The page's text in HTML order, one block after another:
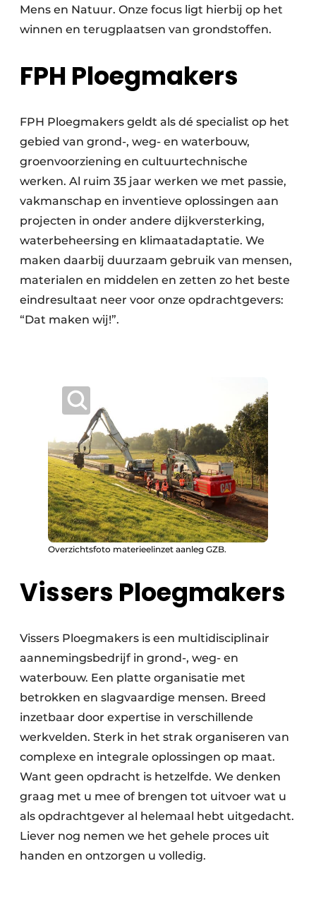
Mens en Natuur. Onze focus ligt hierbij op het
winnen en terugplaatsen van grondstoffen.
FPH Ploegmakers
FPH Ploegmakers geldt als dé specialist op het
gebied van grond-, weg- en waterbouw,
groenvoorziening en cultuurtechnische
werken. Al ruim 35 jaar werken we met passie,
vakmanschap en inventieve oplossingen aan
projecten in onder andere dijkversterking,
waterbeheersing en klimaatadaptatie. We
maken daarbij duurzaam gebruik van mensen,
materialen en middelen en zetten zo het beste
eindresultaat neer voor onze opdrachtgevers:
“Dat maken wij!”.
Overzichtsfoto materieelinzet aanleg GZB.
Vissers Ploegmakers
Vissers Ploegmakers is een multidisciplinair
aannemingsbedrijf in grond-, weg- en
waterbouw. Een platte organisatie met
betrokken en slagvaardige mensen. Breed
inzetbaar door expertise in verschillende
werkvelden. Sterk in het strak organiseren van
complexe en integrale oplossingen op maat.
Want geen opdracht is hetzelfde. We denken
graag met u mee of brengen tot uitvoer wat u
als opdrachtgever al helemaal hebt uitgedacht.
Liever nog nemen we het gehele proces uit
handen en ontzorgen u volledig.